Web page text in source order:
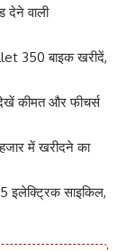
देने वाली
350 बाइक खरीदें,
कीमत और फीचर्स
में खरीदने का
इलेक्ट्रिक साइकिल,